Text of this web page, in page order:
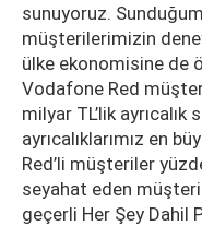
sunuyoruz.
müşterilerimizin
ülke ekonomisine de
Vodafone Red
milyar TL’lik ayrıcalık
ayrıcalıklarımız en
Red’li müşteriler
seyahat eden
geçerli Her Şey Dahil